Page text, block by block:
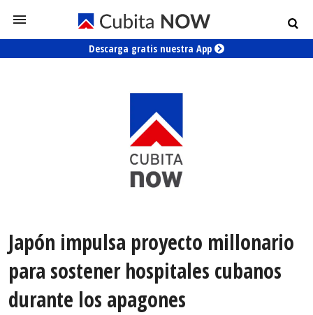
Descarga gratis nuestra App
Japón impulsa proyecto millonario
para sostener hospitales cubanos
durante los apagones